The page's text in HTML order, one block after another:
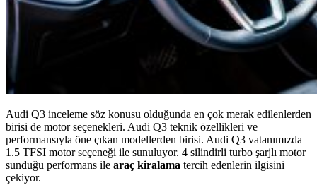
Audi Q3 inceleme söz konusu olduğunda en çok merak edilenlerden
birisi de motor seçenekleri. Audi Q3 teknik özellikleri ve
performansıyla öne çıkan modellerden birisi. Audi Q3 vatanımızda
1.5 TFSI motor seçeneği ile sunuluyor. 4 silindirli turbo şarjlı motor
sunduğu performans ile araç kiralama tercih edenlerin ilgisini
çekiyor.